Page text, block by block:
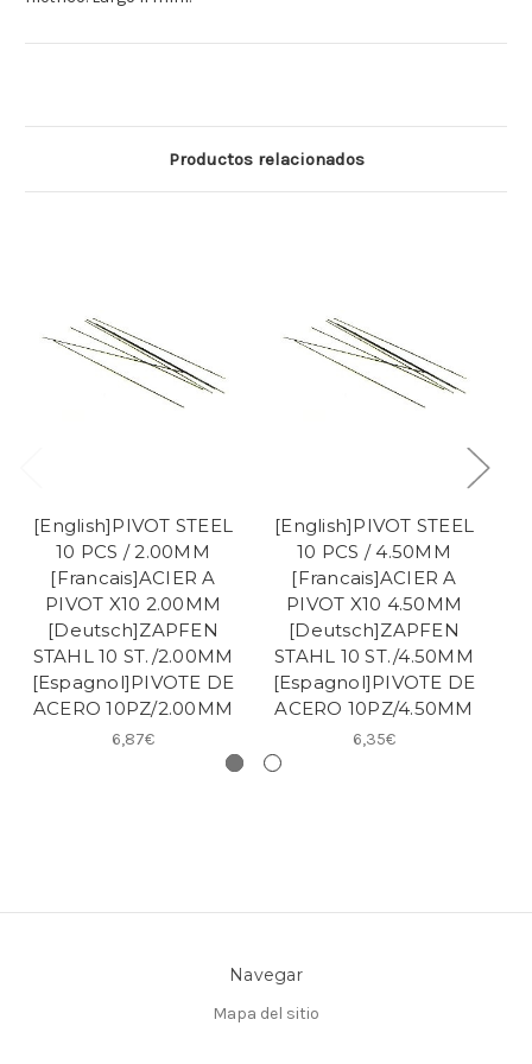
Productos relacionados
[English]PIVOT STEEL
10 PCS / 2.00MM
[Francais]ACIER A
PIVOT X10 2.00MM
[Deutsch]ZAPFEN
STAHL 10 ST./2.00MM
[Espagnol]PIVOTE DE
ACERO 10PZ/2.00MM
6,87€
[English]PIVOT STEEL
10 PCS / 4.50MM
[Francais]ACIER A
PIVOT X10 4.50MM
[Deutsch]ZAPFEN
STAHL 10 ST./4.50MM
[Espagnol]PIVOTE DE
ACERO 10PZ/4.50MM
6,35€
Navegar
Mapa del sitio